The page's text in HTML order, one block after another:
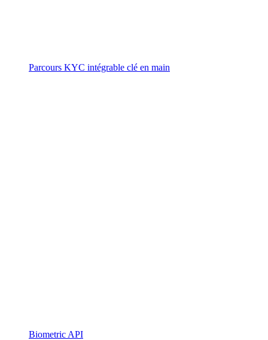
Parcours KYC intégrable clé en main
Biometric API